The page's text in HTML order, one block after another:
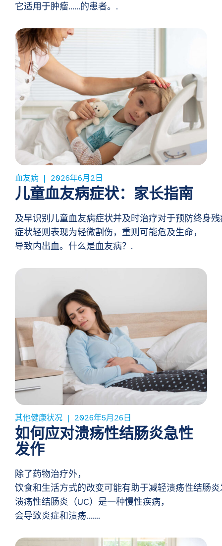
它适用于肿瘤……的患者。.
血友病 2026年6月2日
儿童血友病症状：家长指南
及早识别儿童血友病症状并及时治疗对于预防终身
症状轻则表现为轻微割伤，重则可能危及生命，
导致内出血。什么是血友病？.
其他健康状况 2026年5月26日
如何应对溃疡性结肠炎急性
发作
除了药物治疗外，
饮食和生活方式的改变可能有助于减轻溃疡性结肠
溃疡性结肠炎（UC）是一种慢性疾病，
会导致炎症和溃疡…….